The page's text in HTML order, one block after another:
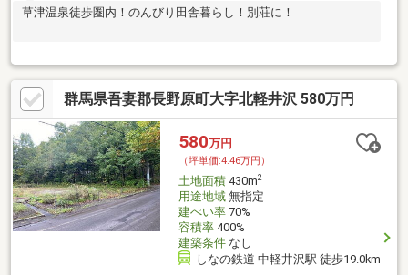
草津温泉徒歩圏内！のんびり田舎暮らし！別荘に！
群馬県吾妻郡長野原町大字北軽井沢 580万円
580万円
（坪単価:4.46万円）
土地面積430m2
用途地域無指定
建ぺい率70%
容積率400%
建築条件なし
しなの鉄道 中軽井沢駅 徒歩19.0km